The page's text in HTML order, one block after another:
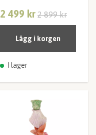
2 499 kr 2 899 kr
Lägg i korgen
I lager